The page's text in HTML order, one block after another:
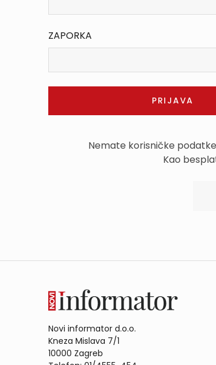
ZAPORKA
Nemate korisničke
Kao
Novi informator d.o.o.
Kneza Mislava 7/1
10000 Zagreb